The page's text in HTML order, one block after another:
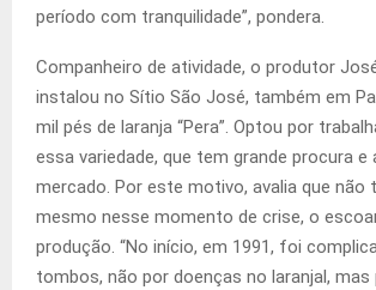
período com tranquilidade”, pondera.
Companheiro de atividade, o produtor
instalou no Sítio São José, também em
mil pés de laranja “Pera”. Optou por
essa variedade, que tem grande procura e
mercado. Por este motivo, avalia que não
mesmo nesse momento de crise, o
produção. “No início, em 1991, foi
tombos, não por doenças no laranjal, mas